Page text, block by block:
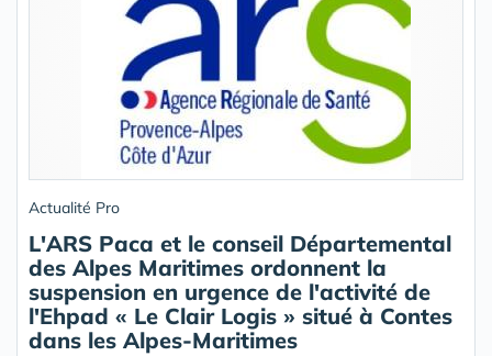
Actualité Pro
L'ARS Paca et le conseil Départemental
des Alpes Maritimes ordonnent la
suspension en urgence de l'activité de
l'Ehpad « Le Clair Logis » situé à Contes
dans les Alpes-Maritimes